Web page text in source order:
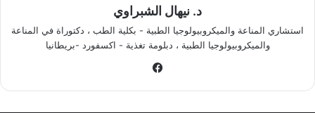
د. نيهال الشبراوي
استشاري المناعة والميكروبيولوجيا الطبية - بكلية الطب ، دكتوراة في المناعة
والميكروبيولوجيا الطبية ، دبلومة تغذية - اكسفورد -بريطانيا